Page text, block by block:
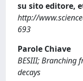
su sito editore,
http://
693
Parole Chiave
BESIII; Branching
decays